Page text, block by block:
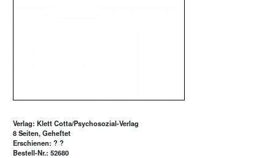
Verlag: Klett Cotta/Psychosozial-Verlag
8 Seiten, Geheftet
Erschienen: ? ?
Bestell-Nr.: 52680